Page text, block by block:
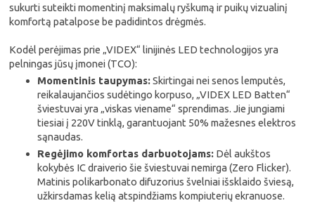
sukurti suteikti momentinį maksimalų ryškumą ir puikų vizualinį
komfortą patalpose be padidintos drėgmės.
Kodėl perėjimas prie „VIDEX“ linijinės LED technologijos yra
pelningas jūsų įmonei (TCO):
Momentinis taupymas:Skirtingai nei senos lemputės,
reikalaujančios sudėtingo korpuso, „VIDEX LED Batten“
šviestuvai yra „viskas viename“ sprendimas. Jie jungiami
tiesiai į 220V tinklą, garantuojant 50% mažesnes elektros
sąnaudas.
Regėjimo komfortas darbuotojams: Dėl aukštos
kokybės IC draiverio šie šviestuvai nemirga (Zero Flicker).
Matinis polikarbonato difuzorius švelniai išsklaido šviesą,
užkirsdamas kelią atspindžiams kompiuterių ekranuose.